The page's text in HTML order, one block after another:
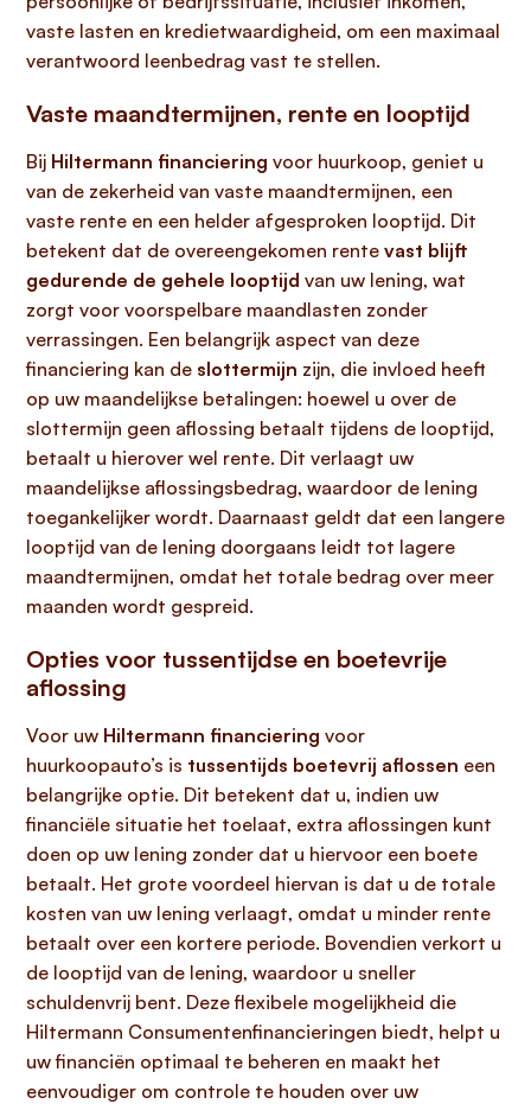
vaste lasten en kredietwaardigheid, om een maximaal
verantwoord leenbedrag vast te stellen.
Vaste maandtermijnen, rente en looptijd
Bij Hiltermann financiering voor huurkoop, geniet u
van de zekerheid van vaste maandtermijnen, een
vaste rente en een helder afgesproken looptijd. Dit
betekent dat de overeengekomen rente vast blijft
gedurende de gehele looptijd van uw lening, wat
zorgt voor voorspelbare maandlasten zonder
verrassingen. Een belangrijk aspect van deze
financiering kan de slottermijn zijn, die invloed heeft
op uw maandelijkse betalingen: hoewel u over de
slottermijn geen aflossing betaalt tijdens de looptijd,
betaalt u hierover wel rente. Dit verlaagt uw
maandelijkse aflossingsbedrag, waardoor de lening
toegankelijker wordt. Daarnaast geldt dat een langere
looptijd van de lening doorgaans leidt tot lagere
maandtermijnen, omdat het totale bedrag over meer
maanden wordt gespreid.
Opties voor tussentijdse en boetevrije
aflossing
Voor uw Hiltermann financiering voor
huurkoopauto’s is tussentijds boetevrij aflossen een
belangrijke optie. Dit betekent dat u, indien uw
financiële situatie het toelaat, extra aflossingen kunt
doen op uw lening zonder dat u hiervoor een boete
betaalt. Het grote voordeel hiervan is dat u de totale
kosten van uw lening verlaagt, omdat u minder rente
betaalt over een kortere periode. Bovendien verkort u
de looptijd van de lening, waardoor u sneller
schuldenvrij bent. Deze flexibele mogelijkheid die
Hiltermann Consumentenfinancieringen biedt, helpt u
uw financiën optimaal te beheren en maakt het
eenvoudiger om controle te houden over uw